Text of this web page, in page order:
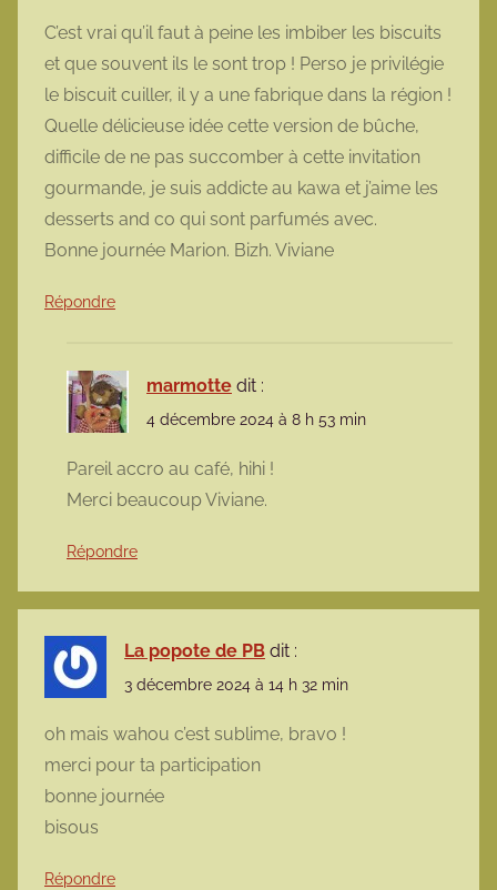
C’est vrai qu’il faut à peine les imbiber les biscuits
et que souvent ils le sont trop ! Perso je privilégie
le biscuit cuiller, il y a une fabrique dans la région !
Quelle délicieuse idée cette version de bûche,
difficile de ne pas succomber à cette invitation
gourmande, je suis addicte au kawa et j’aime les
desserts and co qui sont parfumés avec.
Bonne journée Marion. Bizh. Viviane
Répondre
marmotte dit :
4 décembre 2024 à 8 h 53 min
Pareil accro au café, hihi !
Merci beaucoup Viviane.
Répondre
La popote de PB dit :
3 décembre 2024 à 14 h 32 min
oh mais wahou c’est sublime, bravo !
merci pour ta participation
bonne journée
bisous
Répondre